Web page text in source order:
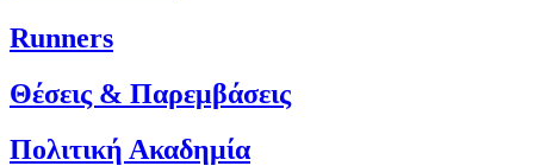
Runners
Θέσεις & Παρεμβάσεις
Πολιτική Ακαδημία